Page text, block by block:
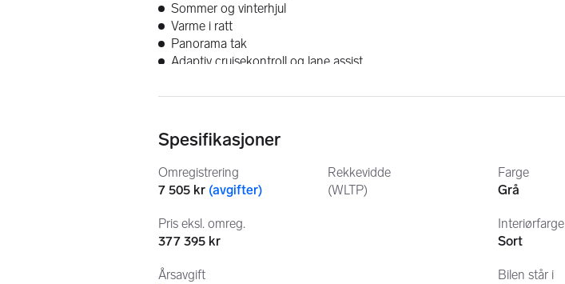
Sommer og vinterhjul
Varme i ratt
Panorama tak
Adaptiv cruisekontroll og lane assist
Appstyrt (forvarming og start up via app)
Bilen er meget velholdt , og det er ingen kjente feil eller mangler.
PS: Km.stand vil variere da bilen er i daglig bruk.
Ta gjerne kontakt for
Jeg viser bilen og gir en grundig gjennomgang ved overlevering.
Spesifikasjoner
Omregistrering
7 505 kr (avgifter)
Pris eksl. omreg.
377 395 kr
Årsavgift
Rekkevidde
(WLTP)
Farge
Grå
Interiørfarge
Sort
Bilen står i